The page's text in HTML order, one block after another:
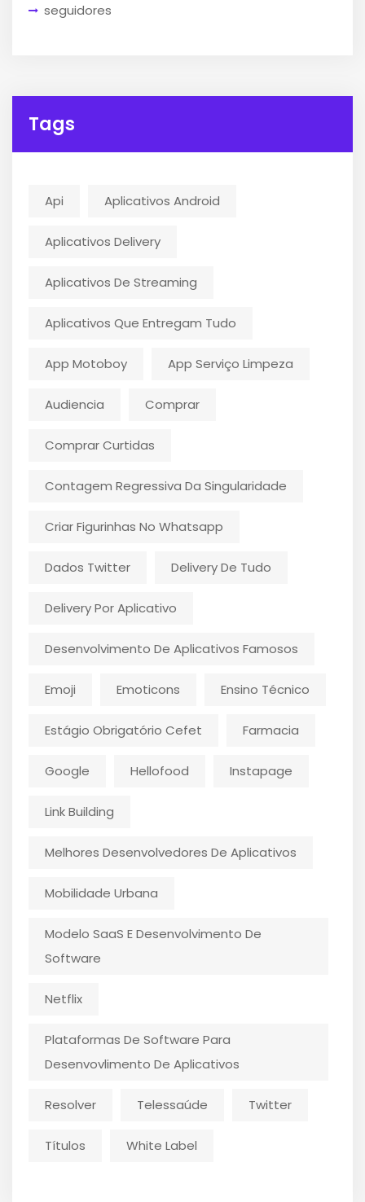
seguidores
Tags
Api Aplicativos Android
Aplicativos Delivery
Aplicativos De Streaming
Aplicativos Que Entregam Tudo
App Motoboy App Serviço Limpeza
Audiencia Comprar
Comprar Curtidas
Contagem Regressiva Da Singularidade
Criar Figurinhas No Whatsapp
Dados Twitter Delivery De Tudo
Delivery Por Aplicativo
Desenvolvimento De Aplicativos Famosos
Emoji Emoticons Ensino Técnico
Estágio Obrigatório Cefet Farmacia
Google Hellofood Instapage
Link Building
Melhores Desenvolvedores De Aplicativos
Mobilidade Urbana
Modelo SaaS E Desenvolvimento De
Software
Netflix
Plataformas De Software Para
Desenvovlimento De Aplicativos
Resolver Telessaúde Twitter
Títulos White Label